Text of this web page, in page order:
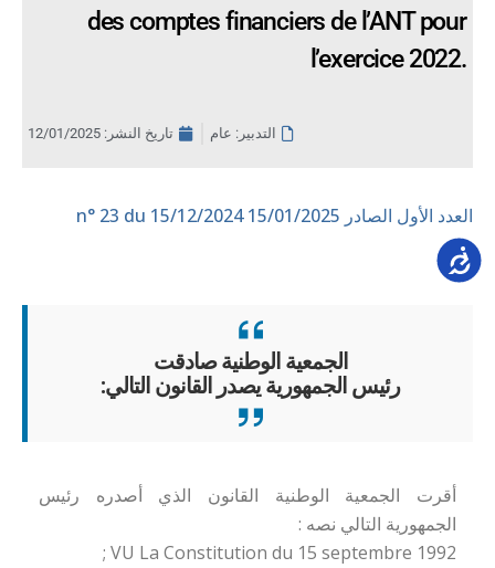
des comptes financiers de l’ANT pour
l’exercice 2022.
التدبير: عام تاريخ النشر: 12/01/2025
العدد الأول الصادر 15/01/2025 n° 23 du 15/12/2024
الجمعية الوطنية صادقت
رئيس الجمهورية يصدر القانون التالي:
أقرت الجمعية الوطنية القانون الذي أصدره رئيس
الجمهورية التالي نصه :
VU La Constitution du 15 septembre 1992 ;